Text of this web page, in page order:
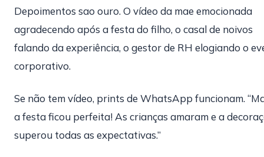
Depoimentos sao ouro. O vídeo da mae emocionada
agradecendo após a festa do filho, o casal de noivos
falando da experiência, o gestor de RH elogiando o
corporativo.
Se não tem vídeo, prints de WhatsApp funcionam.
a festa ficou perfeita! As crianças amaram e a
superou todas as expectativas.”